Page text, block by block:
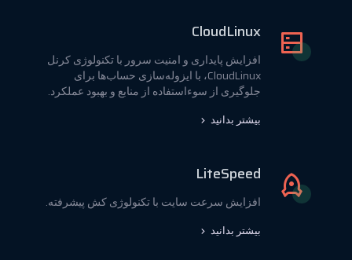
CloudLinux
افزایش پایداری و امنیت سرور با تکنولوژی کرنل
CloudLinux، با ایزوله‌سازی حساب‌ها برای
جلوگیری از سوءاستفاده از منابع و بهبود عملکرد.
بیشتر بدانید
LiteSpeed
افزایش سرعت سایت با تکنولوژی کش پیشرفته.
بیشتر بدانید